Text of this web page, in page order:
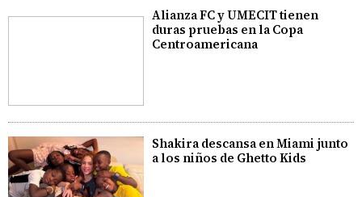
Alianza FC y UMECIT tienen
duras pruebas en la Copa
Centroamericana
Shakira descansa en Miami junto
a los niños de Ghetto Kids